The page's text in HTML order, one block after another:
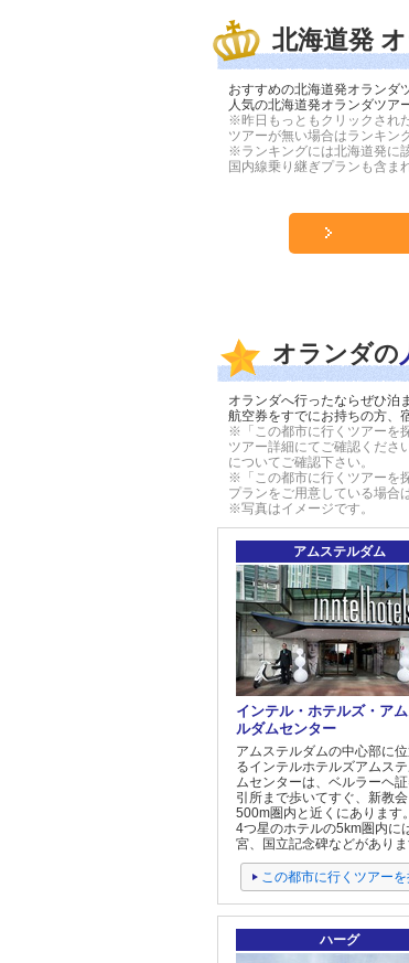
北海道発
おすすめの北海道発オランダ
人気の北海道発オランダツア
※昨日もっともクリックされ
ツアーが無い場合はランキン
※ランキングには北海道発に
国内線乗り継ぎプランも含ま
オランダの
オランダへ行ったならぜひ泊
航空券をすでにお持ちの方、
※「この都市に行くツアーを
ツアー詳細にてご確認くださ
についてご確認下さい。
※「この都市に行くツアーを
プランをご用意している場合
※写真はイメージです。
アムステルダム
インテル・ホテルズ・ア
ルダムセンター
アムステルダムの中心部に
るインテルホテルズアムス
ムセンターは、ベルラーヘ
引所まで歩いてすぐ、新教会
500m圏内と近くにあります
4つ星のホテルの5km圏内に
宮、国立記念碑などがありま
この都市に行くツアー
ハーグ